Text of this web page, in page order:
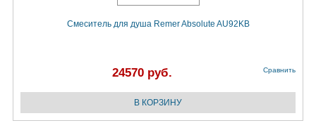
Смеситель для душа Remer Absolute AU92KB
24570 руб. Сравнить